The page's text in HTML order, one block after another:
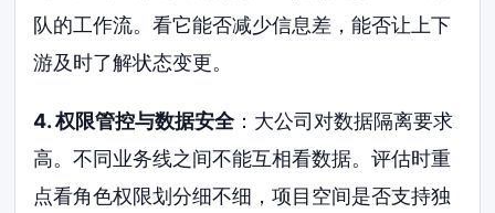
队的工作流。看它能否减少信息差，能否让上下
游及时了解状态变更。
4. 权限管控与数据安全：大公司对数据隔离要求
高。不同业务线之间不能互相看数据。评估时重
点看角色权限划分细不细，项目空间是否支持独